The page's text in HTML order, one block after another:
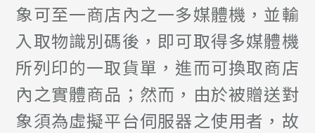
象可至一商店內之一多媒體機，並輸
入取物識別碼後，即可取得多媒體機
所列印的一取貨單，進而可換取商店
內之實體商品；然而，由於被贈送對
象須為虛擬平台伺服器之使用者，故